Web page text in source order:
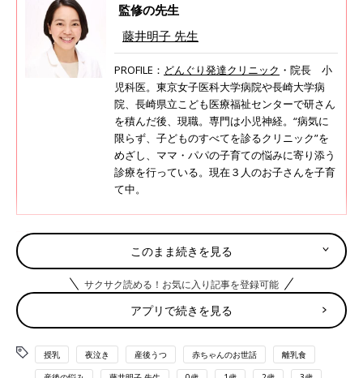
監修の先生
藤井明子 先生
PROFILE： どんぐり発達クリニック ・院長 小
児科医。東京女子医科大学病院や長崎大学病
院、長崎県立こども医療福祉センターで研さん
を積んだ後、現職。専門は小児神経。“病気に
限らず、子どものすべてを診るクリニック”を
めざし、ママ・パパの子育ての悩みに寄り添う
診療を行っている。現在３人のお子さんを子育
て中。
「イヤイヤ期がつらい」の悩みに「私も
そうでした」と３児のママ小児科医
今回は、「子どもの激しいイヤイヤに、どう向
子育て中のママ小児科医・藤井明子先生が、
日々の診療の中でママ・パパたちから寄せられ
たお悩みについてのアドバイスや、日々の子育
てに頑張っているママ・パパに伝えたいさまざ
思い描いていた産後のイメージと現実はかけ離れて
このまま続きを見る
サクサク読める！お気に入り記事を登録可能
アプリで続きを見る
授乳 夜泣き 産後うつ 赤ちゃんのお世話 離乳食